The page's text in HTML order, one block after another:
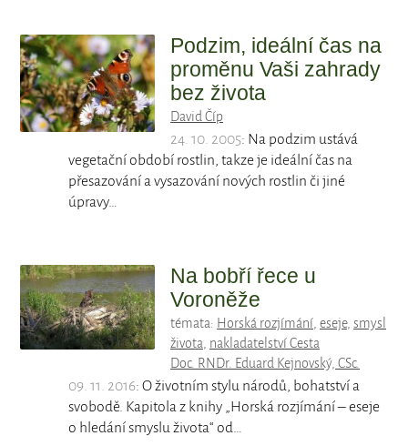
Podzim, ideální čas na
proměnu Vaši zahrady
bez života
David Číp
24. 10. 2005: Na podzim ustává
vegetační období rostlin, takze je ideální čas na
přesazování a vysazování nových rostlin či jiné
úpravy…
Na bobří řece u
Voroněže
témata: Horská rozjímání, eseje, smysl
života, nakladatelství Cesta
Doc. RNDr. Eduard Kejnovský, CSc.
09. 11. 2016: O životním stylu národů, bohatství a
svobodě. Kapitola z knihy „Horská rozjímání – eseje
o hledání smyslu života“ od…